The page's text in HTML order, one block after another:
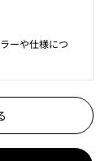
ーや仕様につ